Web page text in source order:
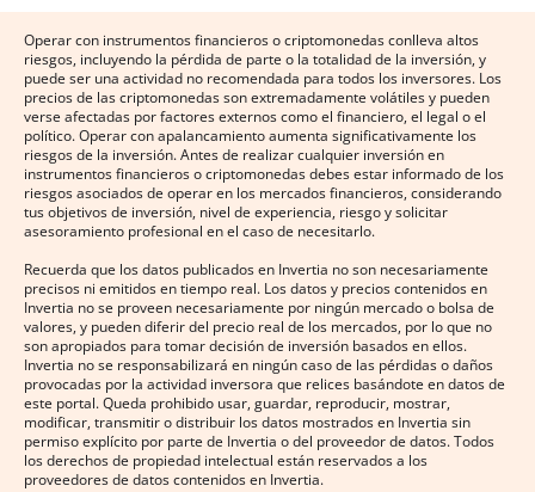
Operar con instrumentos financieros o criptomonedas conlleva altos
riesgos, incluyendo la pérdida de parte o la totalidad de la inversión, y
puede ser una actividad no recomendada para todos los inversores. Los
precios de las criptomonedas son extremadamente volátiles y pueden
verse afectadas por factores externos como el financiero, el legal o el
político. Operar con apalancamiento aumenta significativamente los
riesgos de la inversión. Antes de realizar cualquier inversión en
instrumentos financieros o criptomonedas debes estar informado de los
riesgos asociados de operar en los mercados financieros, considerando
tus objetivos de inversión, nivel de experiencia, riesgo y solicitar
asesoramiento profesional en el caso de necesitarlo.
Recuerda que los datos publicados en Invertia no son necesariamente
precisos ni emitidos en tiempo real. Los datos y precios contenidos en
Invertia no se proveen necesariamente por ningún mercado o bolsa de
valores, y pueden diferir del precio real de los mercados, por lo que no
son apropiados para tomar decisión de inversión basados en ellos.
Invertia no se responsabilizará en ningún caso de las pérdidas o daños
provocadas por la actividad inversora que relices basándote en datos de
este portal. Queda prohibido usar, guardar, reproducir, mostrar,
modificar, transmitir o distribuir los datos mostrados en Invertia sin
permiso explícito por parte de Invertia o del proveedor de datos. Todos
los derechos de propiedad intelectual están reservados a los
proveedores de datos contenidos en Invertia.